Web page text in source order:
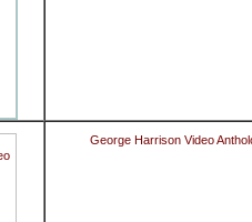
George Harrison Video